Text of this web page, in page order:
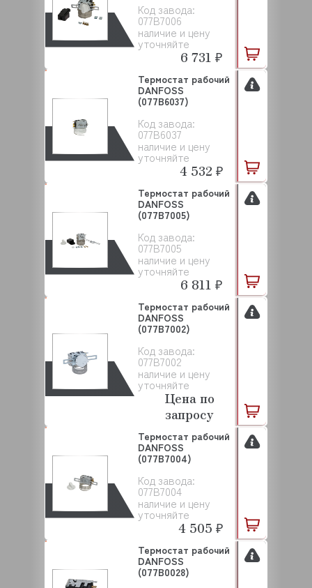
Код завода:
077B7006
наличие и цену
уточняйте
6 731 ₽
Код завода:
077B6037
наличие и цену
уточняйте
Термостат рабочий
DANFOSS
(077B6037)
4 532 ₽
Код завода:
077B7005
наличие и цену
уточняйте
Термостат рабочий
DANFOSS
(077B7005)
6 811 ₽
Код завода:
077B7002
наличие и цену
уточняйте
Термостат рабочий
DANFOSS
(077B7002)
Цена по
запросу
Код завода:
077B7004
наличие и цену
уточняйте
Термостат рабочий
DANFOSS
(077B7004)
4 505 ₽
Термостат рабочий
DANFOSS
(077B0028)